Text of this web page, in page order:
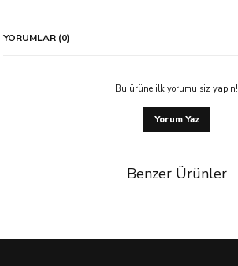
YORUMLAR (0)
Bu ürüne ilk yorumu siz yapın!
Yorum Yaz
Benzer Ürünler